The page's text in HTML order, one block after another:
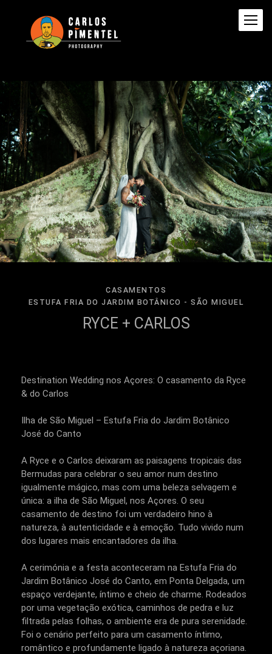
CASAMENTOS
ESTUFA FRIA DO JARDIM BOTÂNICO - SÃO MIGUEL
RYCE + CARLOS
Destination Wedding nos Açores: O casamento da Ryce
& do Carlos
Ilha de São Miguel – Estufa Fria do Jardim Botânico
José do Canto
A Ryce e o Carlos deixaram as paisagens tropicais das
Bermudas para celebrar o seu amor num destino
igualmente mágico, mas com uma beleza selvagem e
única: a ilha de São Miguel, nos Açores. O seu
casamento de destino foi um verdadeiro hino à
natureza, à autenticidade e à emoção. Tudo vivido num
dos lugares mais encantadores da ilha.
A cerimónia e a festa aconteceram na Estufa Fria do
Jardim Botânico José do Canto, em Ponta Delgada, um
espaço verdejante, íntimo e cheio de charme. Rodeados
por uma vegetação exótica, caminhos de pedra e luz
filtrada pelas folhas, o ambiente era de pura serenidade.
Foi o cenário perfeito para um casamento íntimo,
romântico e profundamente ligado à natureza açoriana.